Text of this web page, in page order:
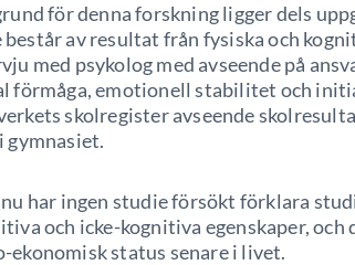
för denna forskning ligger dels
består av resultat från fysiska och
med psykolog med avseende på
förmåga, emotionell stabilitet och
skolregister avseende
gymnasiet.
har ingen studie försökt förklara
och icke-kognitiva egenskaper,
ekonomisk status senare i livet.